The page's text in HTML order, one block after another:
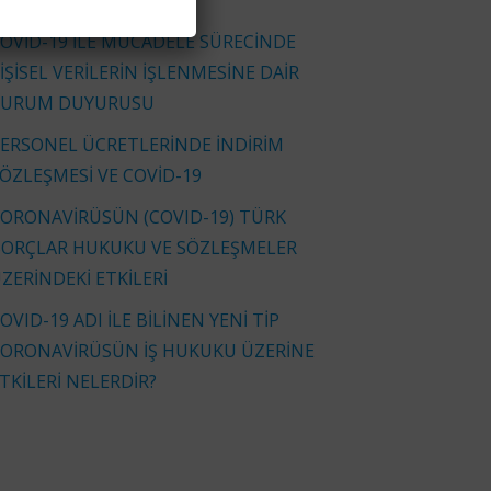
19 İLE MÜCADELE SÜRECİNDE
VERİLERİN İŞLENMESİNE DAİR
DUYURUSU
ÜCRETLERİNDE İNDİRİM
VE COVİD-19
(COVID-19) TÜRK
HUKUKU VE SÖZLEŞMELER
ETKİLERİ
19 ADI İLE BİLİNEN YENİ TİP
İŞ HUKUKU ÜZERİNE
NELERDİR?